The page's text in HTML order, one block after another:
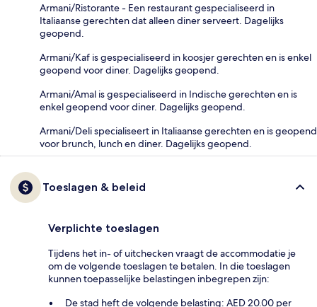
Armani/Ristorante - Een restaurant gespecialiseerd in
Italiaanse gerechten dat alleen diner serveert. Dagelijks
geopend.
Armani/Kaf is gespecialiseerd in koosjer gerechten en is enkel
geopend voor diner. Dagelijks geopend.
Armani/Amal is gespecialiseerd in Indische gerechten en is
enkel geopend voor diner. Dagelijks geopend.
Armani/Deli specialiseert in Italiaanse gerechten en is geopend
voor brunch, lunch en diner. Dagelijks geopend.
Toeslagen & beleid
Verplichte toeslagen
Tijdens het in- of uitchecken vraagt de accommodatie je
om de volgende toeslagen te betalen. In die toeslagen
kunnen toepasselijke belastingen inbegrepen zijn:
De stad heft de volgende belasting: AED 20.00 per